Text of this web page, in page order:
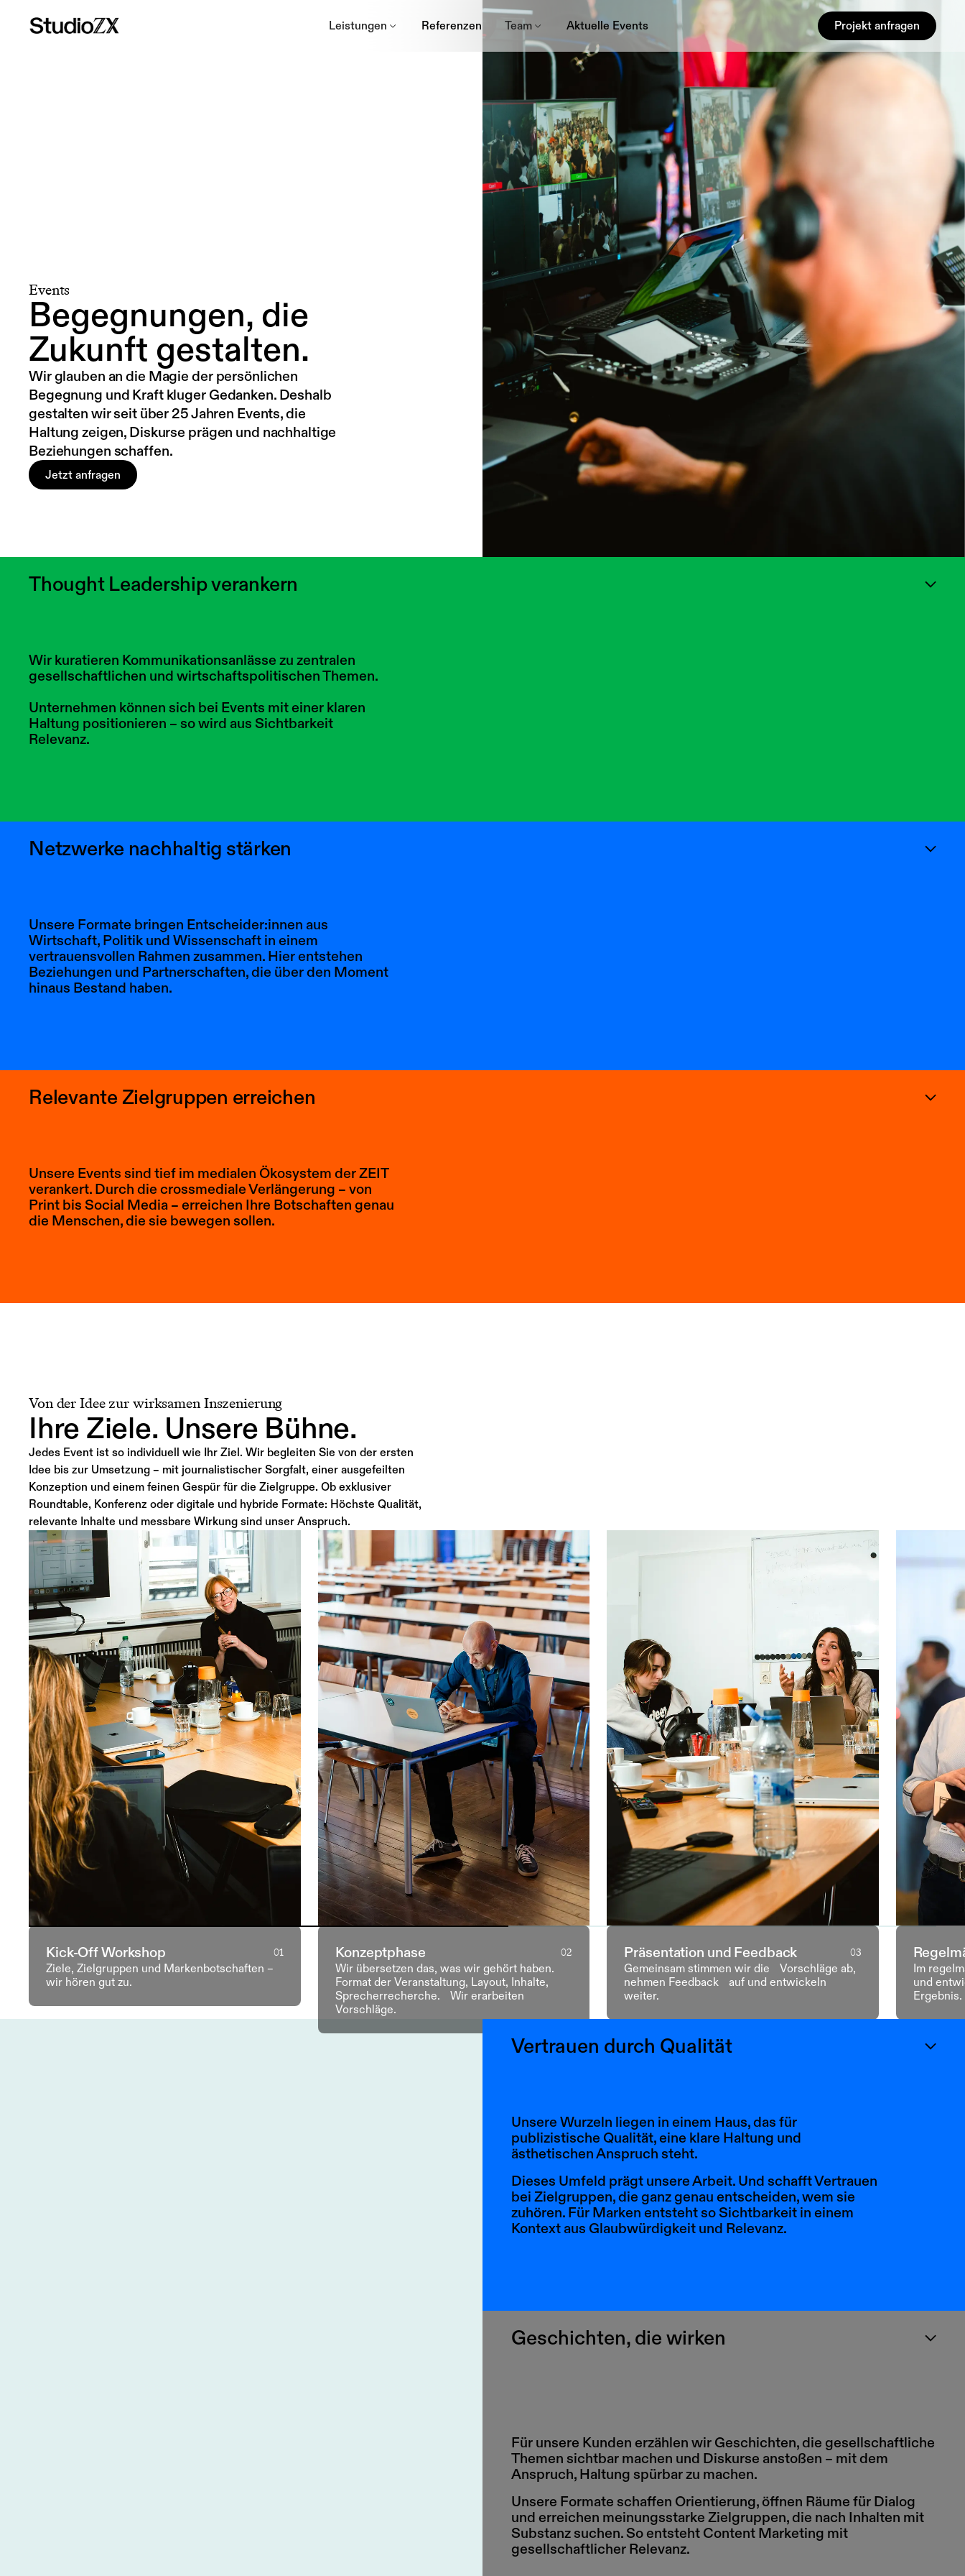
Leistungen Referenzen Team Aktuelle Events Projekt anfragen
Events
Begegnungen, die
Zukunft gestalten.
Wir glauben an die Magie der persönlichen
Begegnung und Kraft kluger Gedanken. Deshalb
gestalten wir seit über 25 Jahren Events, die
Haltung zeigen, Diskurse prägen und nachhaltige
Beziehungen schaffen.
Jetzt anfragen
Thought Leadership verankern
Wir kuratieren Kommunikationsanlässe zu zentralen
gesellschaftlichen und wirtschaftspolitischen Themen.
Unternehmen können sich bei Events mit einer klaren
Haltung positionieren – so wird aus Sichtbarkeit
Relevanz.
Netzwerke nachhaltig stärken
Unsere Formate bringen Entscheider:innen aus
Wirtschaft, Politik und Wissenschaft in einem
vertrauensvollen Rahmen zusammen. Hier entstehen
Beziehungen und Partnerschaften, die über den Moment
hinaus Bestand haben.
Relevante Zielgruppen erreichen
Unsere Events sind tief im medialen Ökosystem der ZEIT
verankert. Durch die crossmediale Verlängerung – von
Print bis Social Media – erreichen Ihre Botschaften genau
die Menschen, die sie bewegen sollen.
Von der Idee zur wirksamen Inszenierung
Ihre Ziele. Unsere Bühne.
Jedes Event ist so individuell wie Ihr Ziel. Wir begleiten Sie von der ersten
Idee bis zur Umsetzung – mit journalistischer Sorgfalt, einer ausgefeilten
Konzeption und einem feinen Gespür für die Zielgruppe. Ob exklusiver
Roundtable, Konferenz oder digitale und hybride Formate: Höchste Qualität,
relevante Inhalte und messbare Wirkung sind unser Anspruch.
Kick-Off Workshop 01
Ziele, Zielgruppen und Markenbotschaften –
wir hören gut zu.
Konzeptphase 02
Wir übersetzen das, was wir gehört haben.
Format der Veranstaltung, Layout, Inhalte,
Sprecherrecherche. Wir erarbeiten
Vorschläge.
Präsentation und Feedback 03
Gemeinsam stimmen wir die Vorschläge ab,
nehmen Feedback auf und entwickeln
weiter.
Im
und
Ergebnis.
Vertrauen durch Qualität
Unsere Wurzeln liegen in einem Haus, das für
publizistische Qualität, eine klare Haltung und
ästhetischen Anspruch steht.
Dieses Umfeld prägt unsere Arbeit. Und schafft Vertrauen
bei Zielgruppen, die ganz genau entscheiden, wem sie
zuhören. Für Marken entsteht so Sichtbarkeit in einem
Kontext aus Glaubwürdigkeit und Relevanz.
Geschichten, die wirken
Für unsere Kunden erzählen wir Geschichten, die gesellschaftliche
Themen sichtbar machen und Diskurse anstoßen – mit dem
Anspruch, Haltung spürbar zu machen.
Unsere Formate schaffen Orientierung, öffnen Räume für Dialog
und erreichen meinungsstarke Zielgruppen, die nach Inhalten mit
Substanz suchen. So entsteht Content Marketing mit
gesellschaftlicher Relevanz.